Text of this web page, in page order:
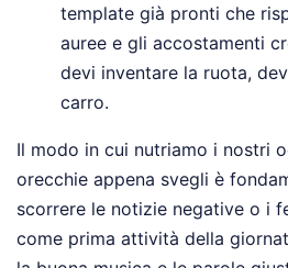
template già pronti che
auree e gli accostamenti
devi inventare la ruota,
carro.
Il modo in cui nutriamo i nostri
orecchie appena svegli è
scorrere le notizie negative o i
come prima attività della